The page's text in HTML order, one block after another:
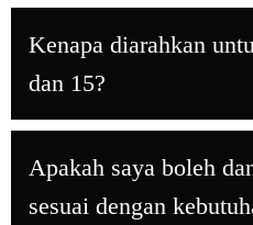
Kenapa diarahkan
dan 15?
Apakah saya boleh
sesuai dengan